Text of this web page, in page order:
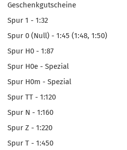
Geschenkgutscheine
Spur 1 - 1:32
Spur 0 (Null) - 1:45 (1:48, 1:50)
Spur H0 - 1:87
Spur H0e - Spezial
Spur H0m - Spezial
Spur TT - 1:120
Spur N - 1:160
Spur Z - 1:220
Spur T - 1:450